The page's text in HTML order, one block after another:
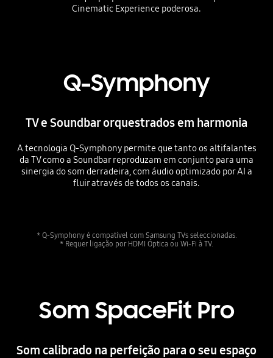
Cinematic Experience poderosa.
Q-Symphony
TV e Soundbar orquestrados em harmonia
A tecnologia Q-Symphony permite que tanto os altifalantes
da TV como a Soundbar reproduzam em conjunto para uma
sinergia do som derradeira, com áudio optimizado por AI a
fluir através de todos os canais.
* Q-Symphony é compatível com Samsung TVs seleccionadas.
* Requer ligação por HDMI Óptica ou Wi-Fi à TV.
Som SpaceFit Pro
Som calibrado na perfeição para o seu espaço